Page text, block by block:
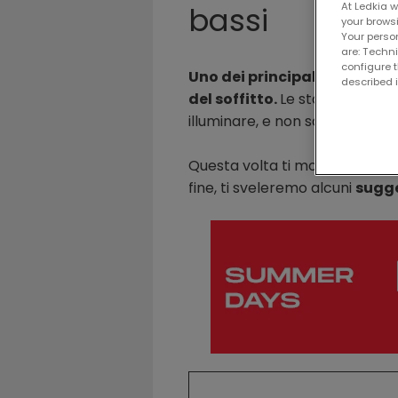
bassi
Uno dei principali
del soffitto.Le stanze con i
illuminare, e non solo per la
Questa volta ti mostreremo
fine, ti sveleremo alcuni
At Ledkia
your
Your
are:
configure
described